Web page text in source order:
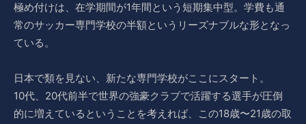
極め付けは、在学期間が1年間という短期集中型。学費も通
常のサッカー専門学校の半額というリーズナブルな形となっ
ている。
日本で類を見ない、新たな専門学校がここにスタート。
10代、20代前半で世界の強豪クラブで活躍する選手が圧倒
的に増えているということを考えれば、この18歳〜21歳の取